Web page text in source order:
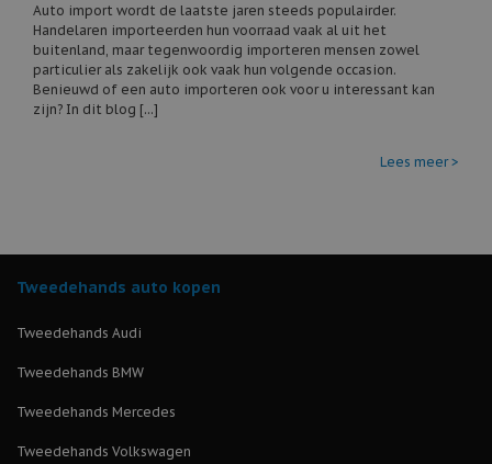
Auto import wordt de laatste jaren steeds populairder.
Handelaren importeerden hun voorraad vaak al uit het
buitenland, maar tegenwoordig importeren mensen zowel
particulier als zakelijk ook vaak hun volgende occasion.
Benieuwd of een auto importeren ook voor u interessant kan
zijn? In dit blog [...]
Lees meer >
Tweedehands auto kopen
Tweedehands Audi
Tweedehands BMW
Tweedehands Mercedes
Tweedehands Volkswagen